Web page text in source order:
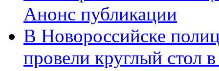
Анонс публикации
В Новороссийске
провели круглый стол